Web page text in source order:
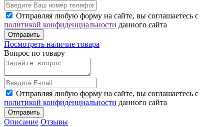
Отправляя любую форму на сайте, вы соглашаетесь с
политикой конфиденциальности данного сайта
Отправить
Посмотреть наличие товара
Вопрос по товару
Отправляя любую форму на сайте, вы соглашаетесь с
политикой конфиденциальности данного сайта
Отправить
Описание Отзывы